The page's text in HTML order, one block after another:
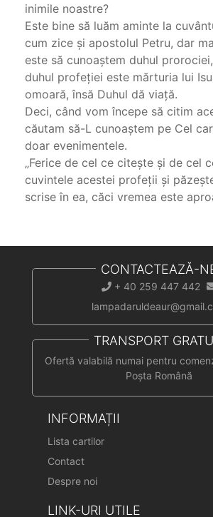
inimile noastre?
Este bine să luăm aminte la
cum zice şi apostolul Petru, dar
este să cunoaştem duhul
duhul profeţiei este mărturia lui
omoară, însă Duhul dă viaţă.
Deci, când vom începe să citim
căutam să-L cunoaştem pe Cel
doar evenimentele.
„Ferice de cel ce citeşte şi de cel
cuvintele acestei profeţii şi
scrise în ea, căci vremea este
CONTACTEAZĂ-
+ 40 259 447 442
TRANSPORT
Ofertă valabilă numai pentru
Poșta Română
INFORMAȚII
Lista cartilor
Contact
Despre noi
LINK-URI UTILE